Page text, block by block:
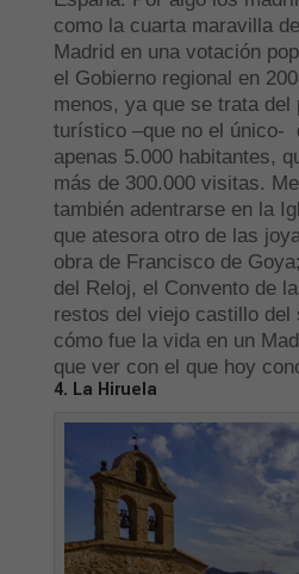
como la cuarta maravilla
Madrid en una votación
el Gobierno regional en
menos, ya que se trata del
turístico –que no el único-
apenas 5.000 habitantes,
más de 300.000 visitas.
también adentrarse en la
que atesora otro de las
obra de Francisco de
del Reloj, el Convento de
restos del viejo castillo del
cómo fue la vida en un
que ver con el que hoy
4. La Hiruela